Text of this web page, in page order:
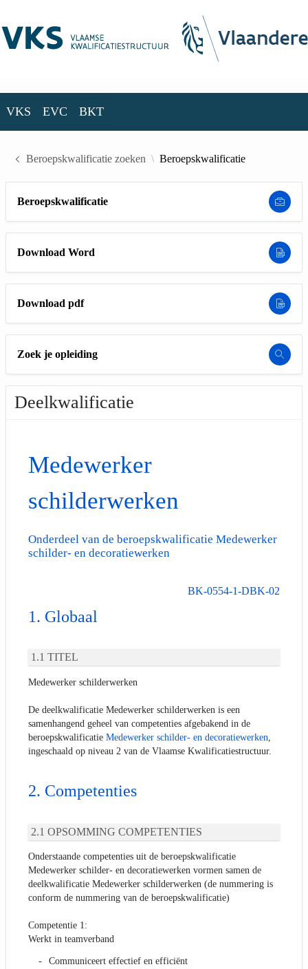
VKS EVC BKT
Beroepskwalificatie zoeken Beroepskwalificatie
Beroepskwalificatie
Download Word
Download pdf
Zoek je opleiding
Deelkwalificatie
Medewerker
schilderwerken
Onderdeel van de beroepskwalificatie Medewerker
schilder- en decoratiewerken
BK-0554-1-DBK-02
Globaal
TITEL
Medewerker schilderwerken
De deelkwalificatie Medewerker schilderwerken is een
samenhangend geheel van competenties afgebakend in de
beroepskwalificatie Medewerker schilder- en decoratiewerken,
ingeschaald op niveau 2 van de Vlaamse Kwalificatiestructuur.
Competenties
OPSOMMING COMPETENTIES
Onderstaande competenties uit de beroepskwalificatie
Medewerker schilder- en decoratiewerken vormen samen de
deelkwalificatie Medewerker schilderwerken (de nummering is
conform de nummering van de beroepskwalificatie)
Competentie 1:
Werkt in teamverband
Communiceert effectief en efficiënt